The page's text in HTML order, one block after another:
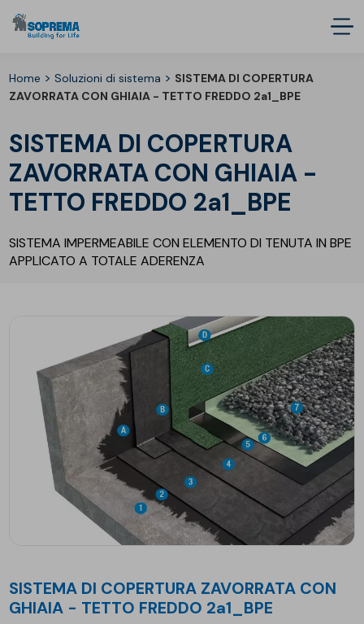
Home >Soluzioni di sistema > SISTEMA DI COPERTURA
ZAVORRATA CON GHIAIA - TETTO FREDDO 2a1_BPE
SISTEMA DI COPERTURA
ZAVORRATA CON GHIAIA -
TETTO FREDDO 2a1_BPE
SISTEMA IMPERMEABILE CON ELEMENTO DI TENUTA IN BPE
APPLICATO A TOTALE ADERENZA
SISTEMA DI COPERTURA ZAVORRATA CON
GHIAIA - TETTO FREDDO 2a1_BPE